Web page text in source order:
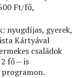
Ft/fő,
nyugdíjas, gyerek,
Kártyával
családok
fő — is
programon.